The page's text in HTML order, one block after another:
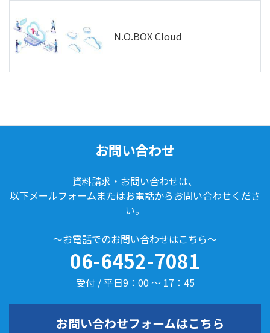
N.O.BOX Cloud
お問い合わせ
資料請求・お問い合わせは、
以下メールフォームまたはお電話からお問い合わせくださ
い。
～お電話でのお問い合わせはこちら～
06-6452-7081
受付 / 平日9：00 ～ 17：45
お問い合わせフォームはこちら